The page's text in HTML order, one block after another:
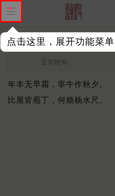
点击这里，展开功能菜单
愁州客词 其五十 清 ·
五言绝句
年丰无早霜，宰牛作秋夕。
比屋皆庖丁，何烦杨水尺。